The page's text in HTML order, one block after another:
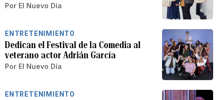
Por El Nuevo Día
ENTRETENIMIENTO
Dedican el Festival de la Comedia al
veterano actor Adrián García
Por El Nuevo Día
ENTRETENIMIENTO